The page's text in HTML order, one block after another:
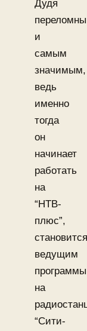
Дудя
и
самым
значимым,
ведь
именно
тогда
он
начинает
работать
на
“НТВ-
плюс”,
становится
ведущим
программы
на
“Сити-